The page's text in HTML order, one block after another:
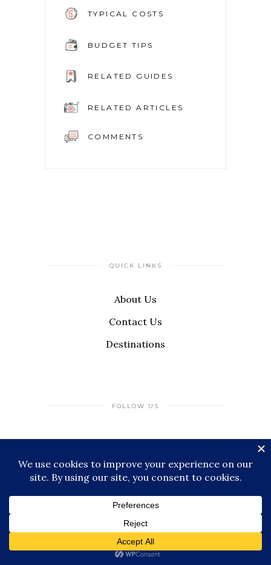
TYPICAL COSTS
BUDGET TIPS
RELATED GUIDES
RELATED ARTICLES
COMMENTS
QUICK LINKS
About Us
Contact Us
Destinations
FOLLOW US
INSTAGRAM TIKTOK THREADS
© 2026 Miles & Stamps, All Rights
Impressum |